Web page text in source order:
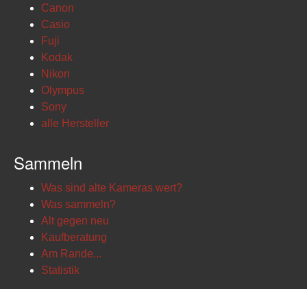
Canon
Casio
Fuji
Kodak
Nikon
Olympus
Sony
alle Hersteller
Sammeln
Was sind alte Kameras wert?
Was sammeln?
Alt gegen neu
Kaufberatung
Am Rande...
Statistik